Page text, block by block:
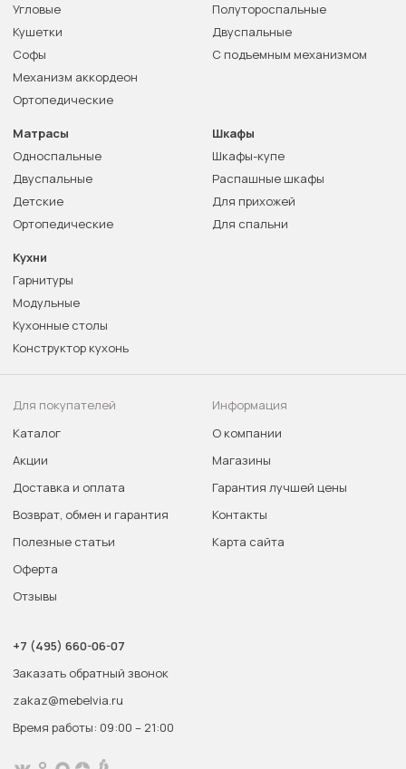
Угловые
Кушетки
Софы
Механизм аккордеон
Ортопедические
Полутороспальные
Двуспальные
С подъемным механизмом
Матрасы
Односпальные
Двуспальные
Детские
Ортопедические
Шкафы
Шкафы-купе
Распашные шкафы
Для прихожей
Для спальни
Кухни
Гарнитуры
Модульные
Кухонные столы
Конструктор кухонь
Для покупателей
Каталог
Акции
Доставка и оплата
Возврат, обмен и гарантия
Полезные статьи
Оферта
Отзывы
Информация
О компании
Магазины
Гарантия лучшей цены
Контакты
Карта сайта
+7 (495) 660-06-07
Заказать обратный звонок
zakaz@mebelvia.ru
Время работы: 09:00 – 21:00